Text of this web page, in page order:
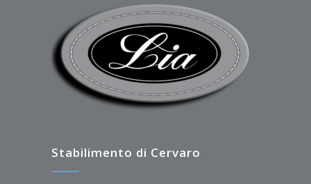
Stabilimento di Cervaro